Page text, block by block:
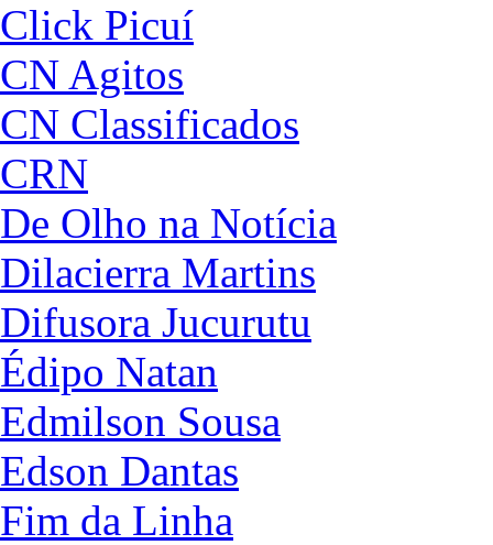
Click Picuí
CN Agitos
CN Classificados
CRN
De Olho na Notícia
Dilacierra Martins
Difusora Jucurutu
Édipo Natan
Edmilson Sousa
Edson Dantas
Fim da Linha